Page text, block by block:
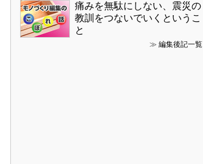
痛みを無駄にしない、震災の
教訓をつないでいくというこ
と
≫ 編集後記一覧